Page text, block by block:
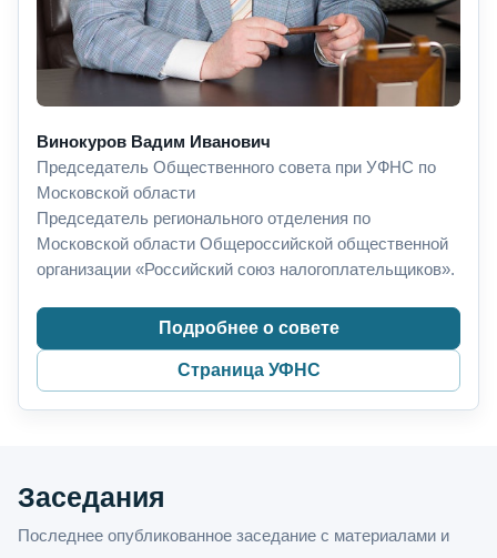
Винокуров Вадим Иванович
Председатель Общественного совета при УФНС по
Московской области
Председатель регионального отделения по
Московской области Общероссийской общественной
организации «Российский союз налогоплательщиков».
Подробнее о совете
Страница УФНС
Заседания
Последнее опубликованное заседание с материалами и